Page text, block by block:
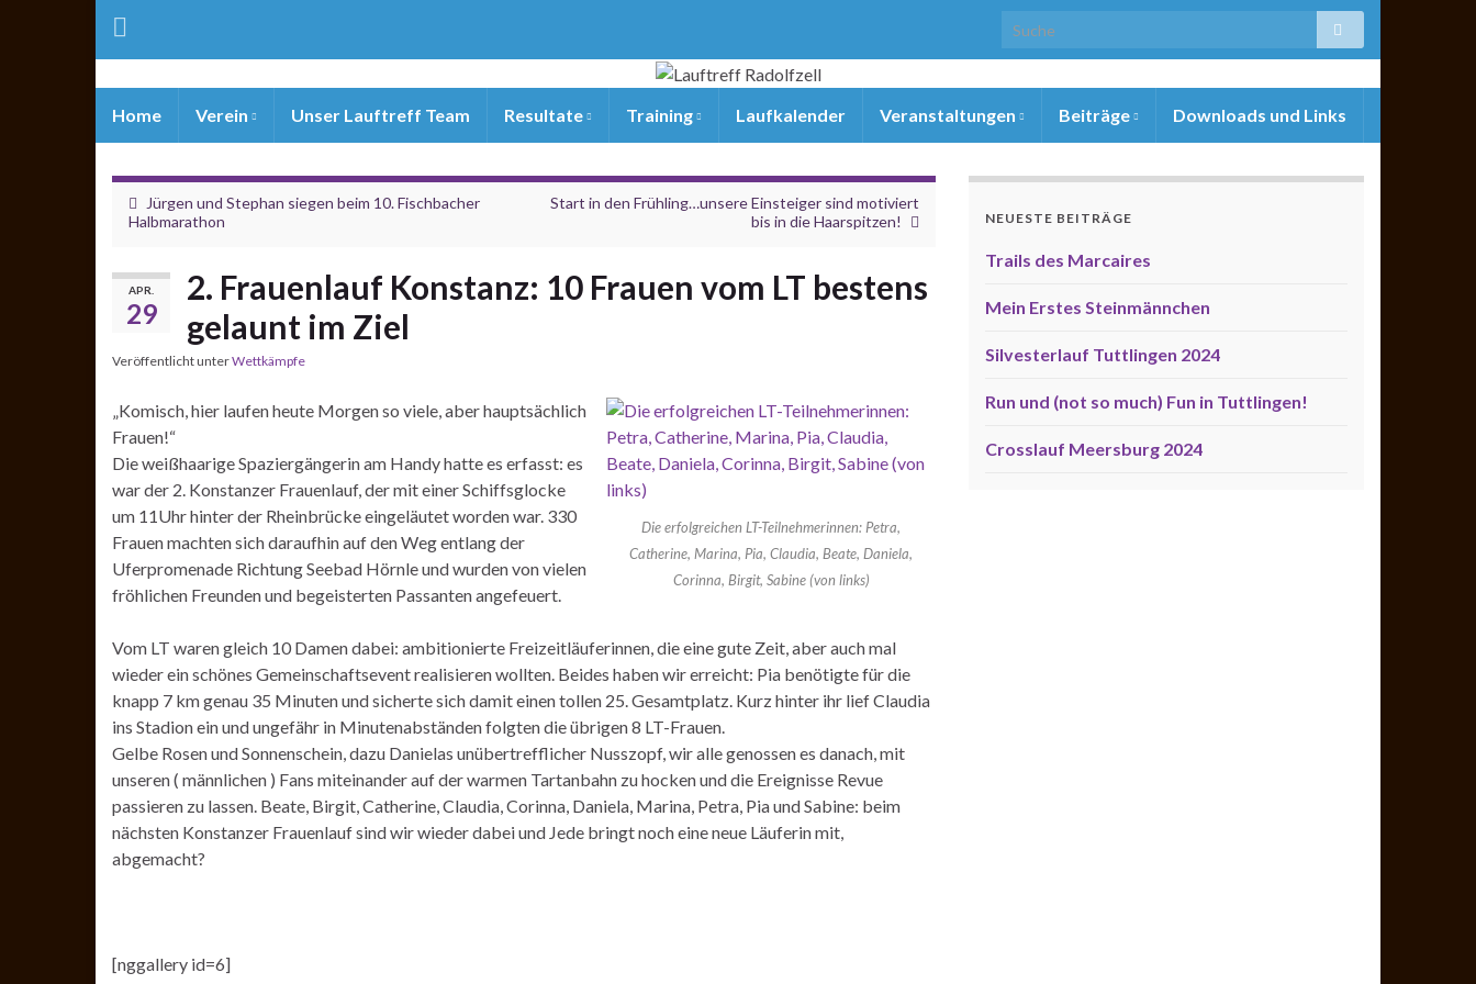
Home Verein Unser Lauftreff Team Resultate Training Laufkalender Veranstaltungen Beiträge Downloads und Links
Jürgen und Stephan siegen beim 10. Fischbacher
Halbmarathon
Start in den Frühling…unsere Einsteiger sind motiviert
bis in die Haarspitzen!
APR.
29
2. Frauenlauf Konstanz: 10 Frauen vom LT bestens
gelaunt im Ziel
Veröffentlicht unterWettkämpfe
Die erfolgreichen LT-Teilnehmerinnen: Petra,
Catherine, Marina, Pia, Claudia, Beate, Daniela,
Corinna, Birgit, Sabine (von links)
„Komisch, hier laufen heute Morgen so viele, aber hauptsächlich
Frauen!“
Die weißhaarige Spaziergängerin am Handy hatte es erfasst: es
war der 2. Konstanzer Frauenlauf, der mit einer Schiffsglocke
um 11Uhr hinter der Rheinbrücke eingeläutet worden war. 330
Frauen machten sich daraufhin auf den Weg entlang der
Uferpromenade Richtung Seebad Hörnle und wurden von vielen
fröhlichen Freunden und begeisterten Passanten angefeuert.
Vom LT waren gleich 10 Damen dabei: ambitionierte Freizeitläuferinnen, die eine gute Zeit, aber auch mal
wieder ein schönes Gemeinschaftsevent realisieren wollten. Beides haben wir erreicht: Pia benötigte für die
knapp 7 km genau 35 Minuten und sicherte sich damit einen tollen 25. Gesamtplatz. Kurz hinter ihr lief Claudia
ins Stadion ein und ungefähr in Minutenabständen folgten die übrigen 8 LT-Frauen.
Gelbe Rosen und Sonnenschein, dazu Danielas unübertrefflicher Nusszopf, wir alle genossen es danach, mit
unseren ( männlichen ) Fans miteinander auf der warmen Tartanbahn zu hocken und die Ereignisse Revue
passieren zu lassen. Beate, Birgit, Catherine, Claudia, Corinna, Daniela, Marina, Petra, Pia und Sabine: beim
nächsten Konstanzer Frauenlauf sind wir wieder dabei und Jede bringt noch eine neue Läuferin mit,
abgemacht?
[nggallery id=6]
NEUESTE BEITRÄGE
Trails des Marcaires
Mein Erstes Steinmännchen
Silvesterlauf Tuttlingen 2024
Run und (not so much) Fun in Tuttlingen!
Crosslauf Meersburg 2024